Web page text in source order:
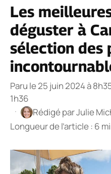
Les
déguster à
sélection des
Paru le 25 juin 2024 à
1h36
·
Rédigé parJulie
Longueur de l’article : 6